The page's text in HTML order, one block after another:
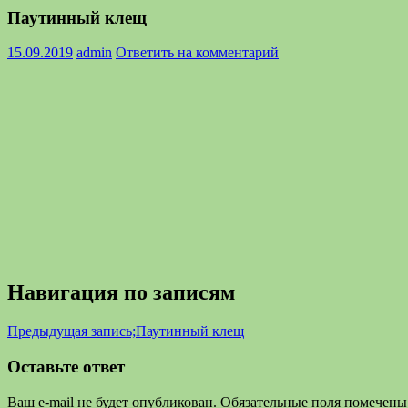
Паутинный клещ
15.09.2019 admin Ответить на комментарий
Навигация по записям
Предыдущая запись;Паутинный клещ
Оставьте ответ
Ваш e-mail не будет опубликован. Обязательные поля